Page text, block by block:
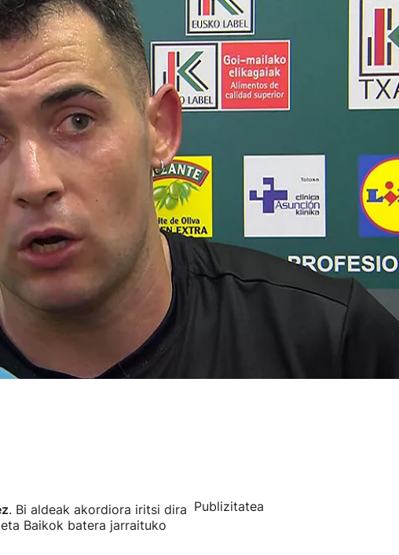
. Bi aldeak akordiora iritsi dira
Baikok batera jarraituko
Publizitatea